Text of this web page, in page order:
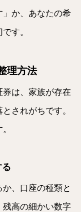
」か、あなたの希
す。
理方法
は、家族が存在
されがちです。
、口座の種類と
残高の細かい数字